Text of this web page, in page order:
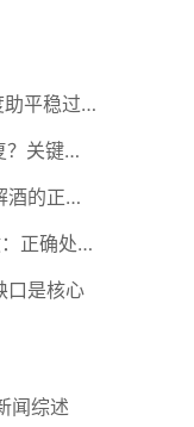
宝宝转奶选奶粉：三大维度助平稳过渡
鼻中隔偏曲术后多久能恢复？关键看这几点
酒后头疼自救指南：科学解酒的正确打开方式
急性肠胃炎黄金4小时自救：正确处置与误区避坑关键
口是核心
闻综述